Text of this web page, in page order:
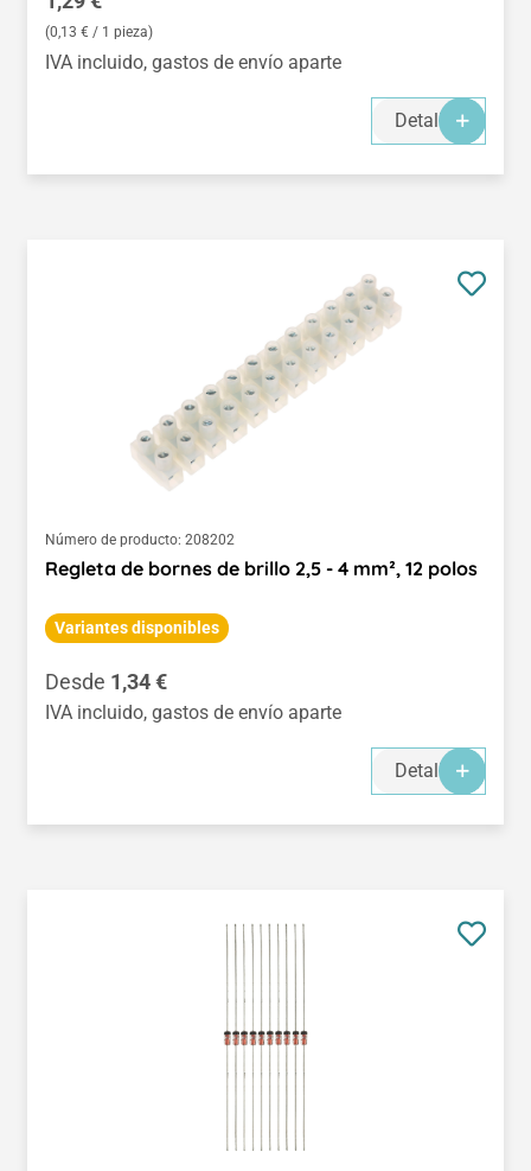
(0,13 € / 1 pieza)
IVA incluido, gastos de envío aparte
Detalles
Número de producto: 208202
Regleta de bornes de brillo 2,5 - 4 mm², 12 polos
Variantes disponibles
Precio normal:
Desde 1,34 €
IVA incluido, gastos de envío aparte
Detalles